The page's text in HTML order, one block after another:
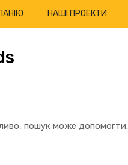
НАШІ ПРОЕКТИ
пошук може допомогти.